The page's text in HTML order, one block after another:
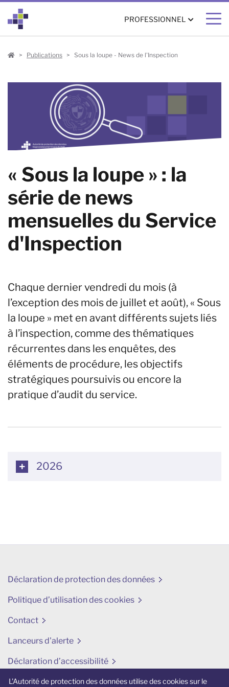
L'Autorité de protection des données utilise des cookies sur le
PROFESSIONNEL
Professionnel
Publications Sous la loupe - News de l'Inspection
« Sous la loupe » : la
série de news
mensuelles du Service
d'Inspection
Chaque dernier vendredi du mois (à
l’exception des mois de juillet et août), « Sous
la loupe » met en avant différents sujets liés
à l’inspection, comme des thématiques
récurrentes dans les enquêtes, des
éléments de procédure, les objectifs
stratégiques poursuivis ou encore la
pratique d’audit du service.
2026
Déclaration de protection des données
Politique d’utilisation des cookies
Contact
Lanceurs d'alerte
Déclaration d’accessibilité
Modifier mes préférences en matière de cookies